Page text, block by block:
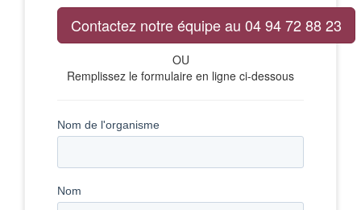
Contactez notre équipe au 04 94 72 88 23
OU
Remplissez le formulaire en ligne ci-dessous